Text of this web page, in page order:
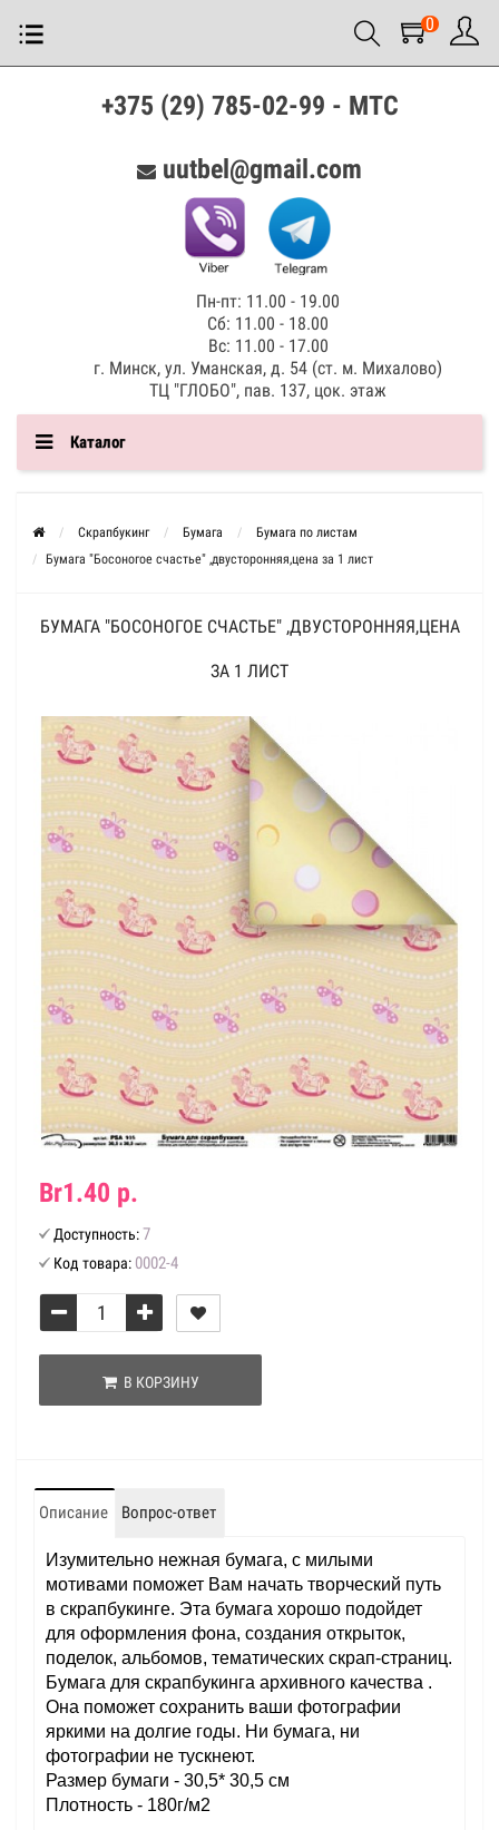
0
+375 (29) 785-02-99 - МТС
uutbel@gmail.com
Пн-пт: 11.00 - 19.00
Сб: 11.00 - 18.00
Вс: 11.00 - 17.00
г. Минск, ул. Уманская, д. 54 (ст. м. Михалово)
ТЦ "ГЛОБО", пав. 137, цок. этаж
Каталог
Скрапбукинг Бумага
Бумага по листам
Бумага "Босоногое счастье" ,двусторонняя,цена за 1 лист
БУМАГА "БОСОНОГОЕ СЧАСТЬЕ" ,ДВУСТОРОННЯЯ,ЦЕНА
ЗА 1 ЛИСТ
Br1.40 р.
Доступность:7
Код товара: 0002-4
В КОРЗИНУ
Описание Вопрос-ответ
Изумительно нежная бумага, с милыми
мотивами поможет Вам начать творческий путь
в скрапбукинге. Эта бумага хорошо подойдет
для оформления фона, создания открыток,
поделок, альбомов, тематических скрап-страниц.
Бумага для скрапбукинга архивного качества .
Она поможет сохранить ваши фотографии
яркими на долгие годы. Ни бумага, ни
фотографии не тускнеют.
Размер бумаги - 30,5* 30,5 см
Плотность - 180г/м2